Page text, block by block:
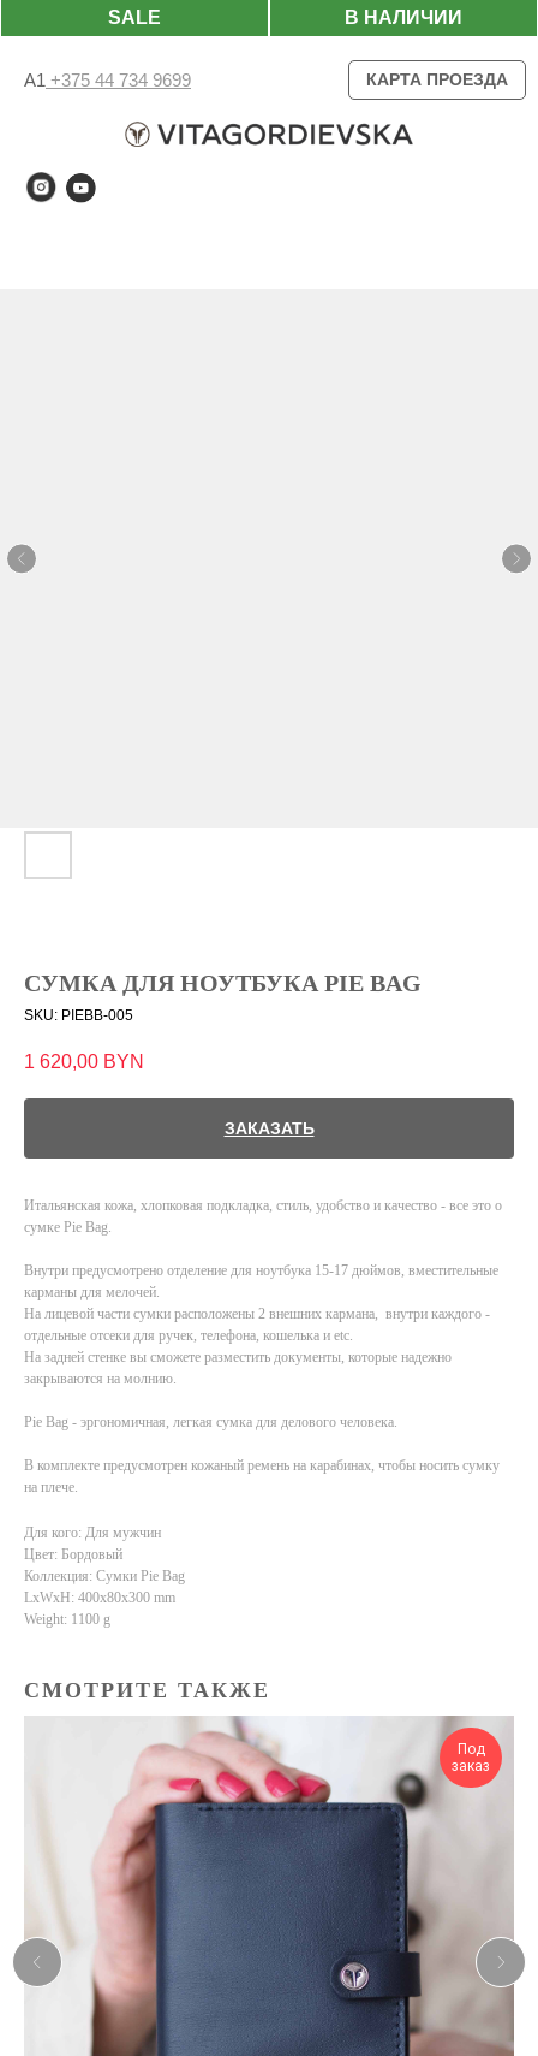
В НАЛИЧИИ
SALE
А1 +375 44 734 9699 КАРТА ПРОЕЗДА
СУМКА ДЛЯ НОУТБУКА PIE BAG
SKU: PIEBB-005
1 620,00 BYN
ЗАКАЗАТЬ
Итальянская кожа, хлопковая подкладка, стиль, удобство и качество - все это о
сумке Pie Bag.
Внутри предусмотрено отделение для ноутбука 15-17 дюймов, вместительные
карманы для мелочей.
На лицевой части сумки расположены 2 внешних кармана, внутри каждого -
отдельные отсеки для ручек, телефона, кошелька и etc.
На задней стенке вы сможете разместить документы, которые надежно
закрываются на молнию.
Pie Bag - эргономичная, легкая сумка для делового человека.
В комплекте предусмотрен кожаный ремень на карабинах, чтобы носить сумку
на плече.
Для кого: Для мужчин
Цвет: Бордовый
Коллекция: Сумки Pie Bag
LxWxH: 400x80x300 mm
Weight: 1100 g
СМОТРИТЕ ТАКЖЕ
Под
заказ